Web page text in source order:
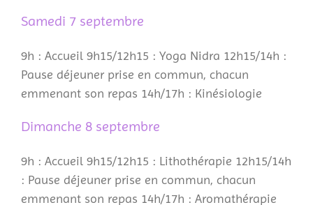
Samedi 7 septembre
9h : Accueil 9h15/12h15 : Yoga Nidra 12h15/14h :
Pause déjeuner prise en commun, chacun
emmenant son repas 14h/17h : Kinésiologie
Dimanche 8 septembre
9h : Accueil 9h15/12h15 : Lithothérapie 12h15/14h
: Pause déjeuner prise en commun, chacun
emmenant son repas 14h/17h : Aromathérapie